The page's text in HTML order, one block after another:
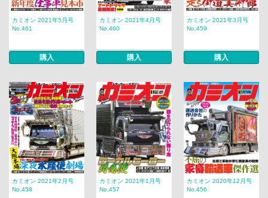
カミオン 2021年5月号
No.461
購入
カミオン 2021年4月号
No.460
購入
カミオン 2021年3月号
No.459
購入
カミオン 2021年2月号
No.458
カミオン 2021年1月号
No.457
カミオン 2020年12月号
No.456